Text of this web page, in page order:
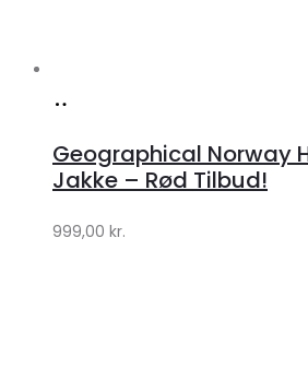
Klædeskabet.dk
Geographical Norway
Jakke – Rød Tilbud!
999,00 kr.